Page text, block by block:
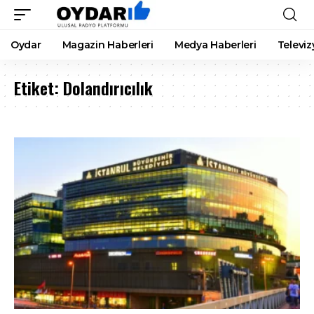
Oydar Magazin Haberleri Medya Haberleri
Etiket: Dolandırıcılık